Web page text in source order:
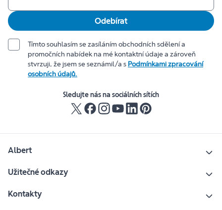
Odebírat
Tímto souhlasím se zasíláním obchodních sdělení a
promočních nabídek na mé kontaktní údaje a zároveň
stvrzuji, že jsem se seznámil/a s Podmínkami zpracování
osobních údajů.
Sledujte nás na sociálních sítích
Albert
Užitečné odkazy
Kontakty